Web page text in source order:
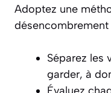
Adoptez une
Séparez les
garder, à